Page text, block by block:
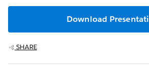
Download
SHARE